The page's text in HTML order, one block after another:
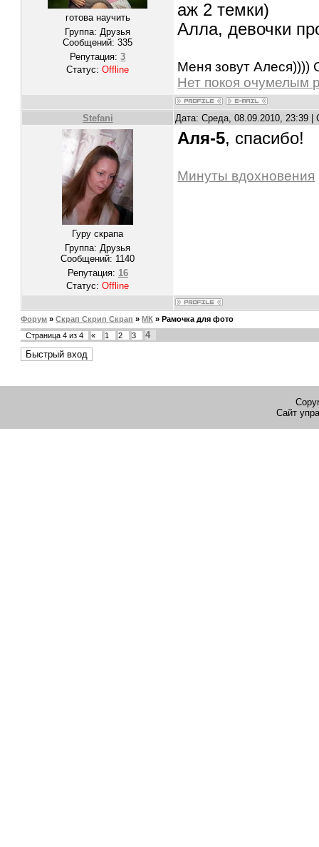
готова научить
Группа: Друзья
Сообщений:335
Репутация:3
Статус:Offline
аж 2 темки)
Алла, девочки
Меня зовут Алеся))))
Нет покоя очумелым
Stefani Дата: Среда, 08.09.2010, 23:39
Гуру скрапа
Группа: Друзья
Сообщений: 1140
Репутация: 16
Статус:Offline
Аля-5, спасибо!
Минуты вдохновения
Форум » Скрап Скрип Скрап » МК » Рамочка для фото
Страница4 из4 « 1 2 3 4
Сайт